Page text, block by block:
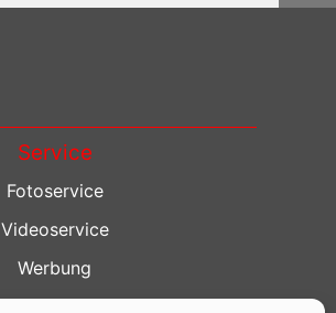
Service
Fotoservice
Videoservice
Werbung